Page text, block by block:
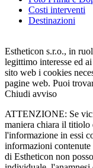
Costi interventi
Destinazioni
Estheticon s.r.o., in
legittimo interesse ed
sito web i cookies
pagine web. Puoi
Chiudi avviso
ATTENZIONE: Se
maniera chiara il titiolo
l'informazione in essi
informazioni
di Estheticon non